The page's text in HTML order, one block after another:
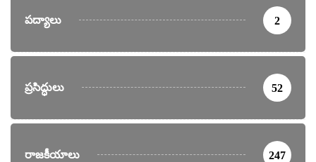
పద్యాలు 2
ప్రసిద్ధులు 52
రాజకీయాలు 247